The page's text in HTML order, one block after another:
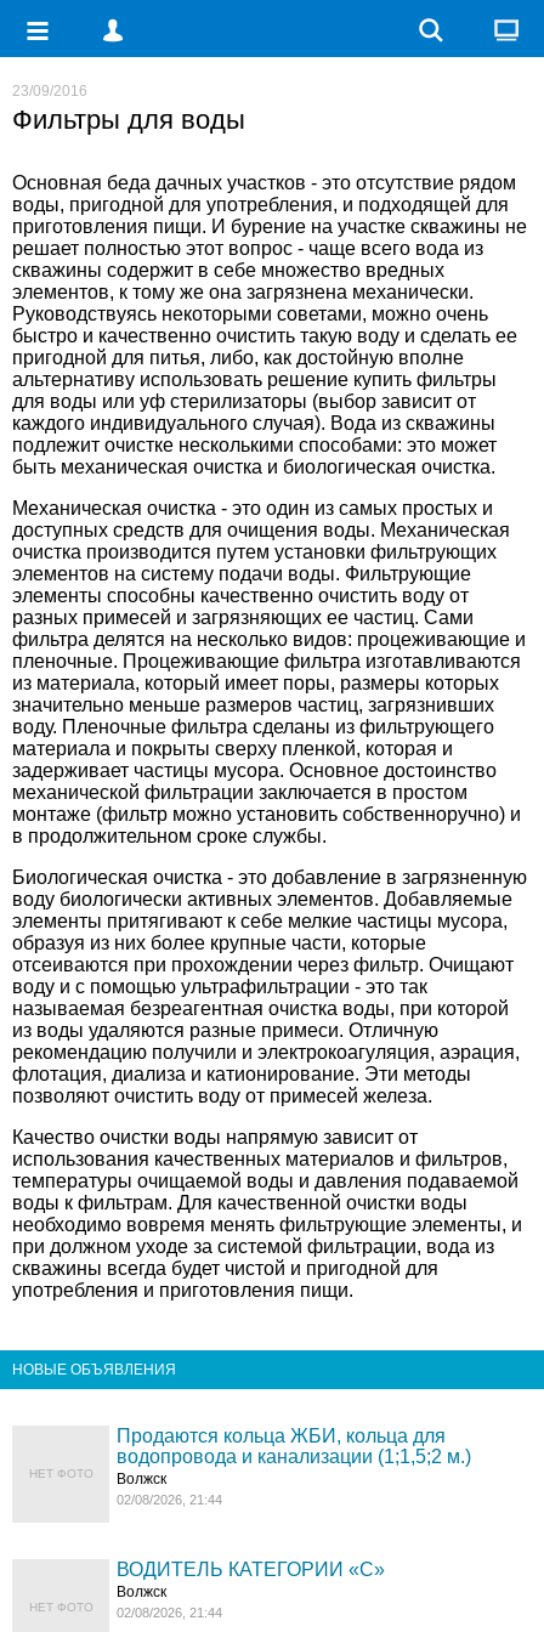
23/09/2016
Фильтры для воды
Основная беда дачных участков - это отсутствие рядом
воды, пригодной для употребления, и подходящей для
приготовления пищи. И бурение на участке скважины не
решает полностью этот вопрос - чаще всего вода из
скважины содержит в себе множество вредных
элементов, к тому же она загрязнена механически.
Руководствуясь некоторыми советами, можно очень
быстро и качественно очистить такую воду и сделать ее
пригодной для питья, либо, как достойную вполне
альтернативу использовать решение купить фильтры
для воды или уф стерилизаторы (выбор зависит от
каждого индивидуального случая). Вода из скважины
подлежит очистке несколькими способами: это может
быть механическая очистка и биологическая очистка.
Механическая очистка - это один из самых простых и
доступных средств для очищения воды. Механическая
очистка производится путем установки фильтрующих
элементов на систему подачи воды. Фильтрующие
элементы способны качественно очистить воду от
разных примесей и загрязняющих ее частиц. Сами
фильтра делятся на несколько видов: процеживающие и
пленочные. Процеживающие фильтра изготавливаются
из материала, который имеет поры, размеры которых
значительно меньше размеров частиц, загрязнивших
воду. Пленочные фильтра сделаны из фильтрующего
материала и покрыты сверху пленкой, которая и
задерживает частицы мусора. Основное достоинство
механической фильтрации заключается в простом
монтаже (фильтр можно установить собственноручно) и
в продолжительном сроке службы.
Биологическая очистка - это добавление в загрязненную
воду биологически активных элементов. Добавляемые
элементы притягивают к себе мелкие частицы мусора,
образуя из них более крупные части, которые
отсеиваются при прохождении через фильтр. Очищают
воду и с помощью ультрафильтрации - это так
называемая безреагентная очистка воды, при которой
из воды удаляются разные примеси. Отличную
рекомендацию получили и электрокоагуляция, аэрация,
флотация, диализа и катионирование. Эти методы
позволяют очистить воду от примесей железа.
Качество очистки воды напрямую зависит от
использования качественных материалов и фильтров,
температуры очищаемой воды и давления подаваемой
воды к фильтрам. Для качественной очистки воды
необходимо вовремя менять фильтрующие элементы, и
при должном уходе за системой фильтрации, вода из
скважины всегда будет чистой и пригодной для
употребления и приготовления пищи.
НОВЫЕ ОБЪЯВЛЕНИЯ
НЕТ ФОТО
Продаются кольца ЖБИ, кольца для
водопровода и канализации (1;1,5;2 м.)
Волжск
02/08/2026, 21:44
НЕТ ФОТО
ВОДИТЕЛЬ КАТЕГОРИИ «C»
Волжск
02/08/2026, 21:44